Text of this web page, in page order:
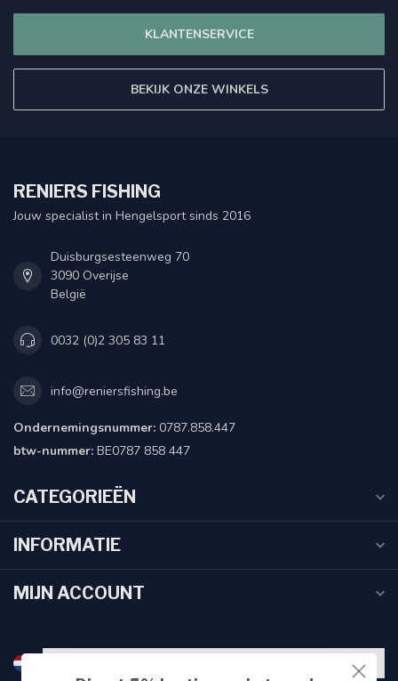
KLANTENSERVICE
BEKIJK ONZE WINKELS
RENIERS FISHING
Jouw specialist in Hengelsport sinds 2016
Duisburgsesteenweg 70
3090 Overijse
België
0032 (0)2 305 83 11
info@reniersfishing.be
Ondernemingsnummer: 0787.858.447
btw-nummer: BE0787 858 447
CATEGORIEËN
INFORMATIE
MIJN ACCOUNT